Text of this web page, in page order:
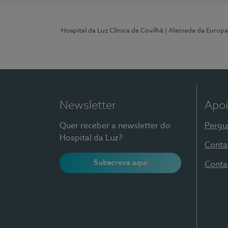
Hospital da Luz Clínica da Covilhã | Alameda da
Newsletter
Quer receber a newsletter do
Hospital da Luz?
Subscreva aqui